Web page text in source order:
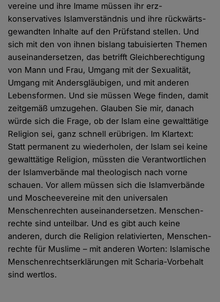
vereine und ihre Imame müssen ihr erz­
konservatives Islam­verständnis und ihre rückwärts­
gewandten Inhalte auf den Prüf­stand stellen. Und
sich mit den von ihnen bislang tabuisierten Themen
aus­einander­setzen, das betrifft Gleich­berechtigung
von Mann und Frau, Umgang mit der Sexualität,
Umgang mit Anders­gläubigen, und mit anderen
Lebens­formen. Und sie müssen Wege finden, damit
zeit­gemäß umzugehen. Glauben Sie mir, danach
würde sich die Frage, ob der Islam eine gewalt­tätige
Religion sei, ganz schnell erübrigen. Im Klartext:
Statt permanent zu wieder­holen, der Islam sei keine
gewalt­tätige Religion, müssten die Verant­wortlichen
der Islam­verbände mal theologisch nach vorne
schauen. Vor allem müssen sich die Islam­verbände
und Moschee­vereine mit den universalen
Menschen­rechten aus­einander­setzen. Menschen­
rechte sind unteilbar. Und es gibt auch keine
anderen, durch die Religion relativierten, Menschen­
rechte für Muslime – mit anderen Worten: Islamische
Menschen­rechts­erklärungen mit Scharia-Vor­behalt
sind wertlos.